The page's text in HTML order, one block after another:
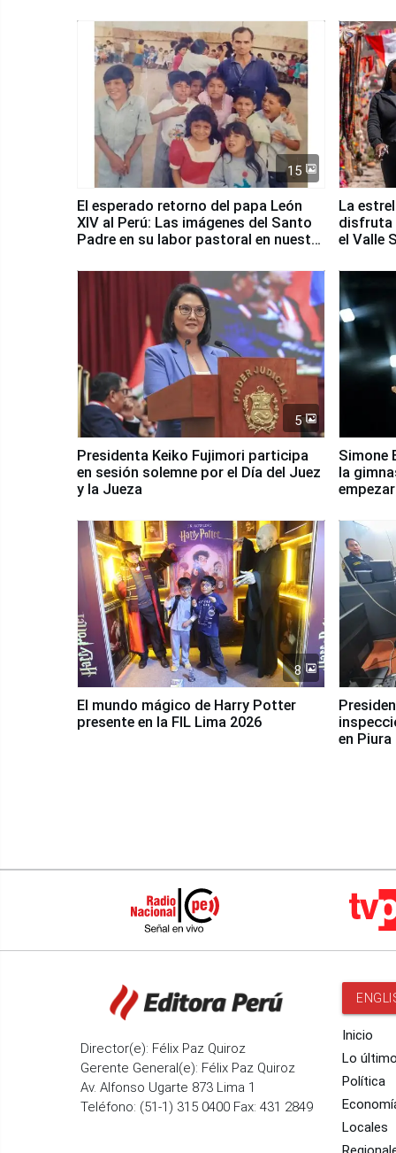
15
El esperado retorno del papa León
XIV al Perú: Las imágenes del Santo
Padre en su labor pastoral en nuestro
La
disfruta
el Valle
5
Presidenta Keiko Fujimori participa
en sesión solemne por el Día del Juez
y la Jueza
Simone
la
8
El mundo mágico de Harry Potter
presente en la FIL Lima 2026
Presidenta Keiko
en Piura
Director(e): Félix Paz Quiroz
Gerente General(e): Félix Paz Quiroz
Av. Alfonso Ugarte 873 Lima 1
Teléfono: (51-1) 315 0400 Fax: 431 2849
Inicio
Lo
Política
Locales